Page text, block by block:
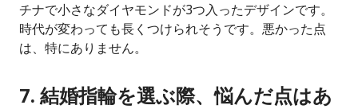
チナで小さなダイヤモンドが3つ入ったデザインです。
時代が変わっても長くつけられそうです。悪かった点
は、特にありません。
7. 結婚指輪を選ぶ際、悩んだ点はあ